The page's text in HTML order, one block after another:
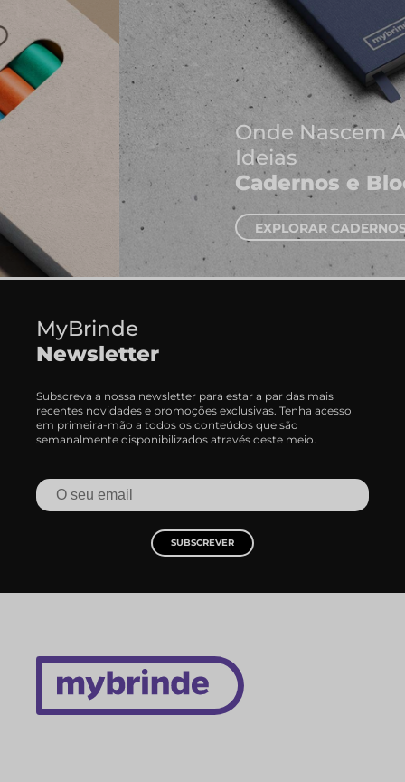
Onde Nascem As Melhores
Ideias
Cadernos e Blocos de Notas
EXPLORAR CADERNOS
MyBrinde
Newsletter
Subscreva a nossa newsletter para estar a par das mais
recentes novidades e promoções exclusivas. Tenha acesso
em primeira-mão a todos os conteúdos que são
semanalmente disponibilizados através deste meio.
SUBSCREVER